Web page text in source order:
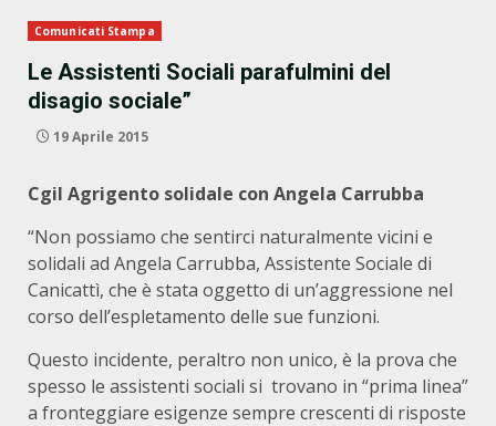
Comunicati Stampa
Le Assistenti Sociali parafulmini del
disagio sociale”
19 Aprile 2015
Cgil Agrigento solidale con Angela Carrubba
“Non possiamo che sentirci naturalmente vicini e
solidali ad Angela Carrubba, Assistente Sociale di
Canicattì, che è stata oggetto di un’aggressione nel
corso dell’espletamento delle sue funzioni.
Questo incidente, peraltro non unico, è la prova che
spesso le assistenti sociali si trovano in “prima linea”
a fronteggiare esigenze sempre crescenti di risposte